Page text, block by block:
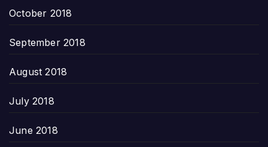
October 2018
September 2018
August 2018
July 2018
June 2018